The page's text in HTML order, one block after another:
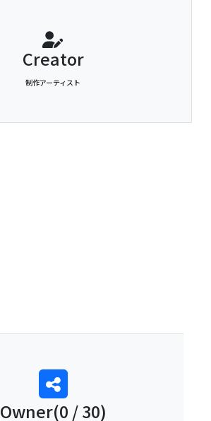
Creator
制作アーティスト
Owner(0 / 30)